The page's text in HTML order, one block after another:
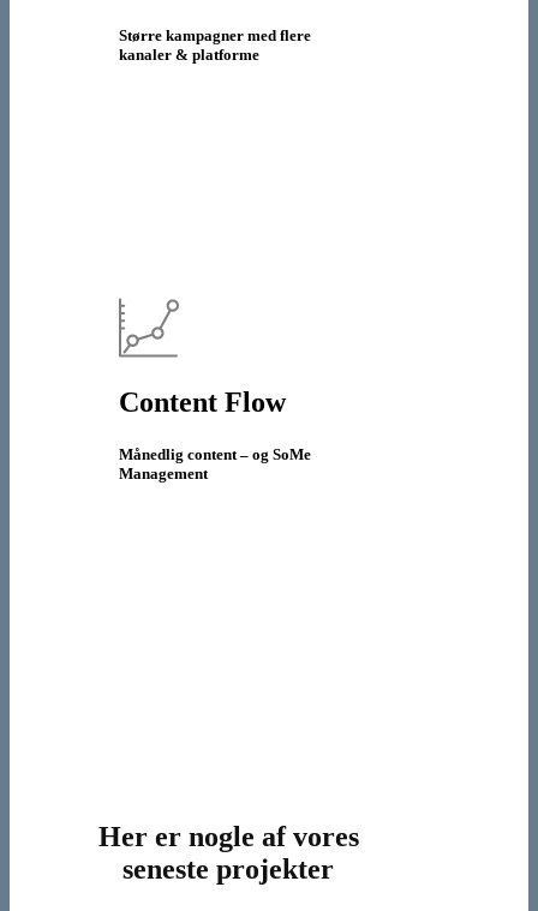
Større kampagner med flere
kanaler & platforme
Content Flow
Månedlig content – og SoMe
Management
Her er nogle af vores
seneste projekter